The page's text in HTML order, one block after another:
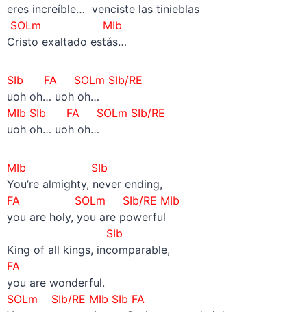
eres increíble… venciste las tinieblas
SOLm MIb
Cristo exaltado estás…
SIb FA SOLm SIb/RE
uoh oh… uoh oh…
MIb SIb FA SOLm SIb/RE
uoh oh… uoh oh…
MIb SIb
You’re almighty, never ending,
FA SOLm
SIb/RE MIb
you are holy, you are powerful
SIb
King of all kings, incomparable,
FA
you are wonderful.
SOLm
SIb/RE MIb SIb FA